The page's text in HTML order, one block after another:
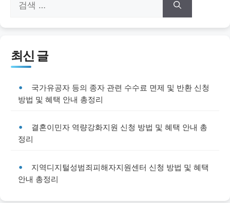
색:
최신 글
국가유공자 등의 종자 관련 수수료 면제 및 반환 신청
방법 및 혜택 안내 총정리
결혼이민자 역량강화지원 신청 방법 및 혜택 안내 총
정리
지역디지털성범죄피해자지원센터 신청 방법 및 혜택
안내 총정리